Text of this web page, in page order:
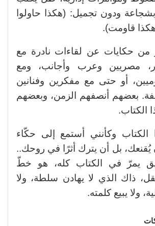
ودون تجميل: (هكذا حاولوا
قاومت).
من حكايات عن لقاءات نادرة مع
مصريين وعرب وأجانب، ومع
أو حتى مع مفكرين وفنانين
بعضهم أنصفهم الزمن، وبعضهم
الكتاب.
الكتاب وكأنني أستمع إلى حكّاء
يُقنعك، بل أن يترك أثرًا في روحك..
يمرّ في الكتاب كله، هو خطّ
ذاك الذي لا يهادن سلطة، ولا
ولا يبيع كلمته.